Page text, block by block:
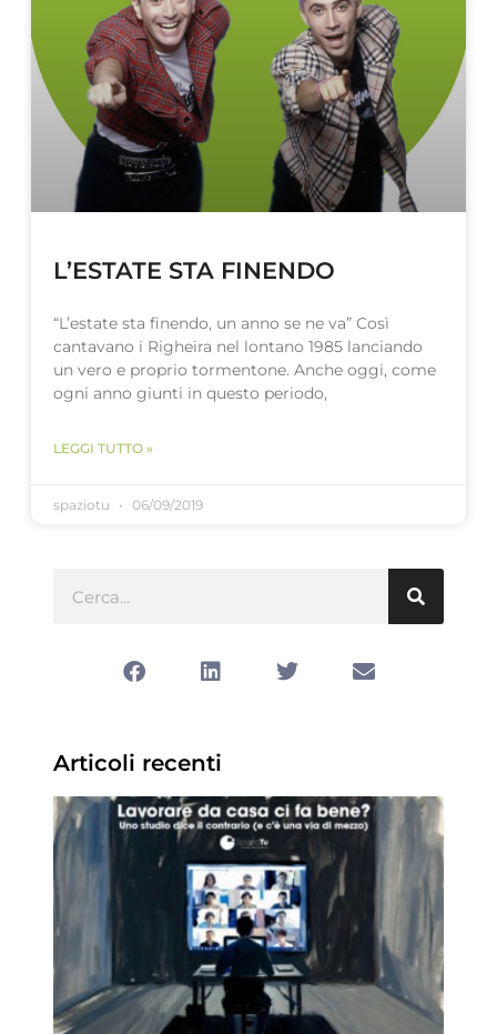
L’ESTATE STA FINENDO
“L’estate sta finendo, un anno se ne va” Così
cantavano i Righeira nel lontano 1985 lanciando
un vero e proprio tormentone. Anche oggi, come
ogni anno giunti in questo periodo,
LEGGI TUTTO »
spaziotu 06/09/2019
Articoli recenti